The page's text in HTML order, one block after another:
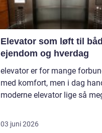
Elevator som løft til
ejendom og hverdag
elevator er for mange
med komfort, men i dag
moderne elevator lige så
03 juni 2026